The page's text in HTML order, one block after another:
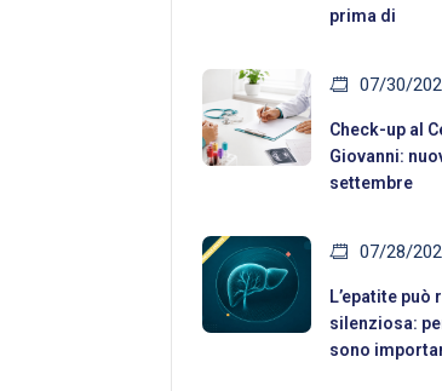
prima di
07/30/
Check-up al
Giovanni:
settembre
07/28/
L’epatite può
silenziosa:
sono